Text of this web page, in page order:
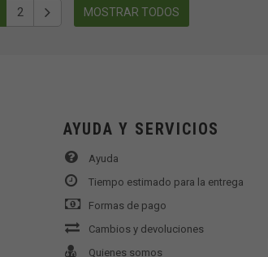
2 MOSTRAR TODOS
AYUDA Y SERVICIOS
Ayuda
Tiempo estimado para la entrega
Formas de pago
Cambios y devoluciones
Quienes somos